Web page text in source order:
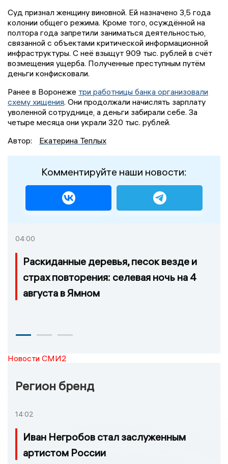
Суд признал женщину виновной. Ей назначено 3,5 года
колонии общего режима. Кроме того, осуждённой на
полтора года запретили заниматься деятельностью,
связанной с объектами критической информационной
инфраструктуры. С неё взыщут 909 тыс. рублей в счёт
возмещения ущерба. Полученные преступным путём
деньги конфисковали.
Ранее в Воронеже три работницы банка организовали
схему хищения. Они продолжали начислять зарплату
уволенной сотруднице, а деньги забирали себе. За
четыре месяца они украли 320 тыс. рублей.
Автор:
Екатерина Теплых
Комментируйте наши новости:
04:00
Раскиданные деревья, песок везде и
страх повторения: селевая ночь на 4
августа в Ямном
Новости СМИ2
Регион бренд
14:02
Иван Негробов стал заслуженным
артистом России